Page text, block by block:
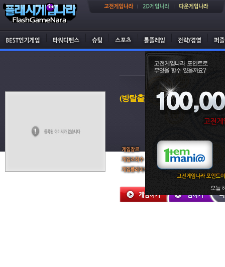
오늘
(방탈출) 다요리 방탈출
탈출게임
4,531 회
1 회